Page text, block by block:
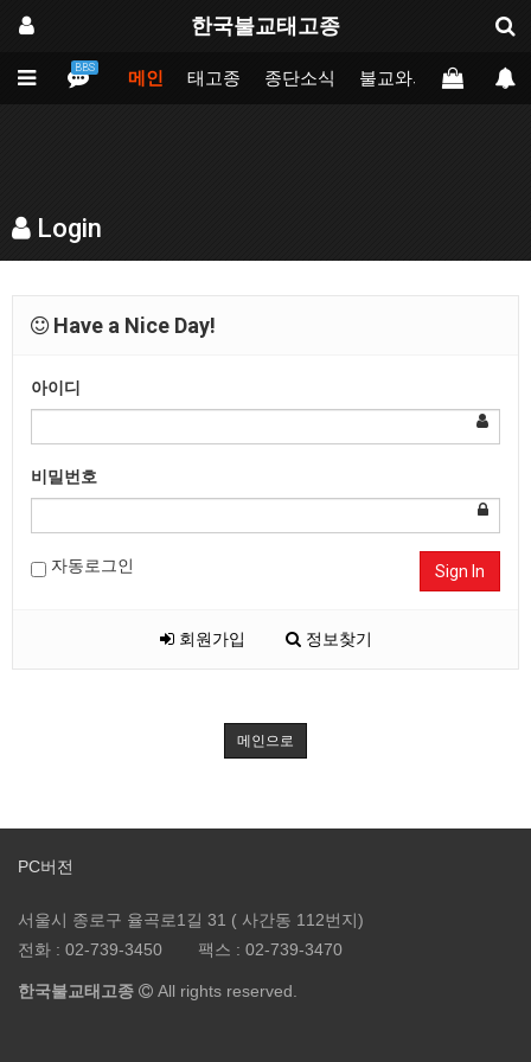
한국불교태고종
BBS
메인 태고종 종단소식 불교와의만남 업
Login
Have a Nice Day!
아이디
비밀번호
자동로그인 Sign In
회원가입 정보찾기
메인으로
PC버전
서울시 종로구 율곡로1길 31 ( 사간동 112번지)
전화 : 02-739-3450 팩스 : 02-739-3470
한국불교태고종 All rights reserved.